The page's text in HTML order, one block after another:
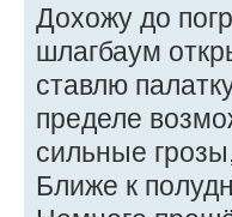
Дохожу до
шлагбаум
ставлю
пределе
сильные
Ближе к